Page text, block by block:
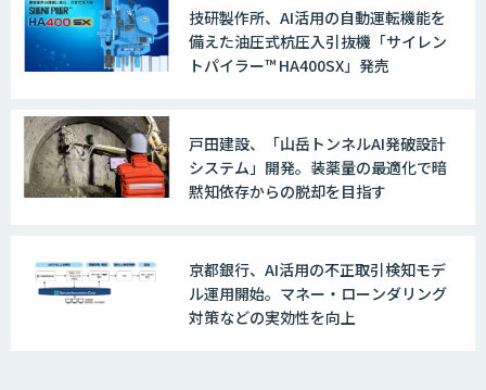
技研製作所、AI活用の自動運転機能を
備えた油圧式杭圧入引抜機「サイレン
トパイラー™ HA400SX」発売
戸田建設、「山岳トンネルAI発破設計
システム」開発。装薬量の最適化で暗
黙知依存からの脱却を目指す
京都銀行、AI活用の不正取引検知モデ
ル運用開始。マネー・ローンダリング
対策などの実効性を向上